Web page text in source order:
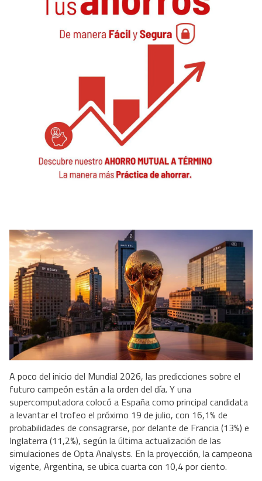
A poco del inicio del Mundial 2026, las predicciones sobre el
futuro campeón están a la orden del día. Y una
supercomputadora colocó a España como principal candidata
a levantar el trofeo el próximo 19 de julio, con 16,1% de
probabilidades de consagrarse, por delante de Francia (13%) e
Inglaterra (11,2%), según la última actualización de las
simulaciones de Opta Analysts. En la proyección, la campeona
vigente, Argentina, se ubica cuarta con 10,4 por ciento.